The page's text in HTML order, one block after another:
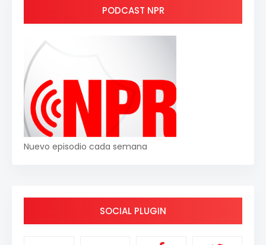
PODCAST NPR
Nuevo episodio cada semana
SOCIAL PLUGIN